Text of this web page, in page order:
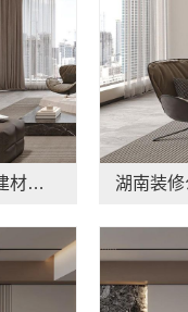
源头直供建材湖南美学筑家建材商铺装修，性价比之选